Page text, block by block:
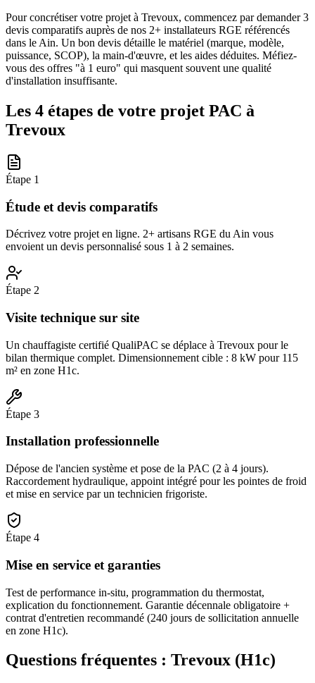
Pour concrétiser votre projet à Trevoux, commencez par demander 3
devis comparatifs auprès de nos 2+ installateurs RGE référencés
dans le Ain. Un bon devis détaille le matériel (marque, modèle,
puissance, SCOP), la main-d'œuvre, et les aides déduites. Méfiez-
vous des offres "à 1 euro" qui masquent souvent une qualité
d'installation insuffisante.
Les 4 étapes de votre projet PAC à
Trevoux
Étape 1
Étude et devis comparatifs
Décrivez votre projet en ligne. 2+ artisans RGE du Ain vous
envoient un devis personnalisé sous 1 à 2 semaines.
Étape 2
Visite technique sur site
Un chauffagiste certifié QualiPAC se déplace à Trevoux pour le
bilan thermique complet. Dimensionnement cible : 8 kW pour 115
m² en zone H1c.
Étape 3
Installation professionnelle
Dépose de l'ancien système et pose de la PAC (2 à 4 jours).
Raccordement hydraulique, appoint intégré pour les pointes de froid
et mise en service par un technicien frigoriste.
Étape 4
Mise en service et garanties
Test de performance in-situ, programmation du thermostat,
explication du fonctionnement. Garantie décennale obligatoire +
contrat d'entretien recommandé (240 jours de sollicitation annuelle
en zone H1c).
Questions fréquentes : Trevoux (H1c)